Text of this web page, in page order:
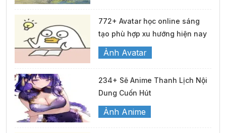
772+ Avatar học online sáng
tạo phù hợp xu hướng hiện nay
Ảnh Avatar
234+ Sẽ Anime Thanh Lịch Nội
Dung Cuốn Hút
Ảnh Anime